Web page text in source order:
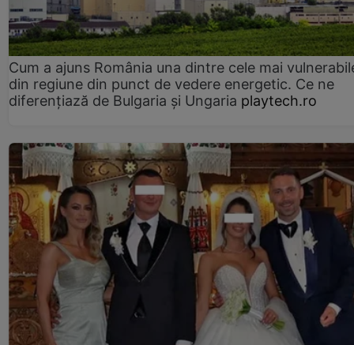
Cum a ajuns România una dintre cele mai
din regiune din punct de vedere energetic. Ce ne
diferențiază de Bulgaria și Ungaria playtech.ro